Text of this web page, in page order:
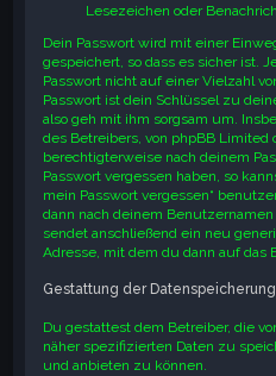
Lesezeichen oder
Dein Passwort wird mit einer
gespeichert, so dass es sicher ist.
Passwort nicht auf einer Vielzahl
Passwort ist dein Schlüssel zu
also geh mit ihm sorgsam um.
des Betreibers, von phpBB Limited
berechtigterweise nach deinem
Passwort vergessen haben, so
mein Passwort vergessen“
dann nach deinem
sendet anschließend ein neu
Adresse, mit dem du dann auf das
Gestattung der Datenspeicherung
Du gestattest dem Betreiber, die
näher spezifizierten Daten zu
und anbieten zu können.